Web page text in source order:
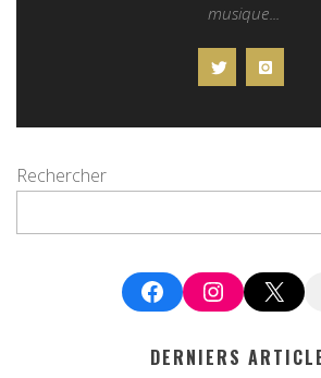
musique...
Rechercher
FacebookInstagram
X
DERNIERS